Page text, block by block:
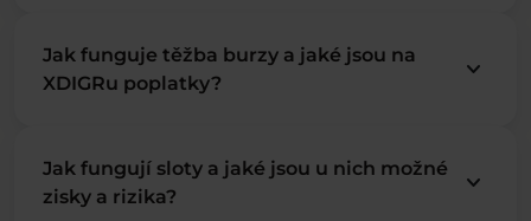
Jak funguje těžba burzy a jaké jsou na
XDIGRu poplatky?
keyboard_arrow_down
Jak fungují sloty a jaké jsou u nich možné
zisky a rizika?
keyboard_arrow_down